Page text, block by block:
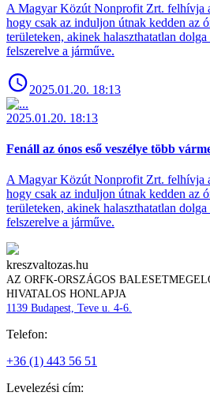
A Magyar Közút Nonprofit Zrt. felhívja
hogy csak az induljon útnak kedden az
területeken, akinek halaszthatatlan
felszerelve a járműve.
2025.01.20. 18:13
2025.01.20. 18:13
Fenáll az ónos eső veszélye több
A Magyar Közút Nonprofit Zrt. felhívja
hogy csak az induljon útnak kedden az
területeken, akinek halaszthatatlan
felszerelve a járműve.
kreszvaltozas.hu
AZ ORFK-ORSZÁGOS
HIVATALOS HONLAPJA
1139 Budapest, Teve u. 4-6.
Telefon:
+36 (1) 443 56 51
Levelezési cím: